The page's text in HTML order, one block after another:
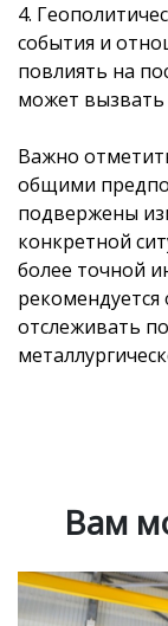
4.
события и
повлиять на
может
Важно
общими
подвержены
конкретной
более точной
рекомендуется
отслеживать
Вам